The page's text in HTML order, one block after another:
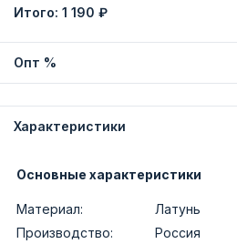
Итого: 1 190 ₽
Опт %
Характеристики
Основные характеристики
Материал:
Латунь
Производство:
Россия